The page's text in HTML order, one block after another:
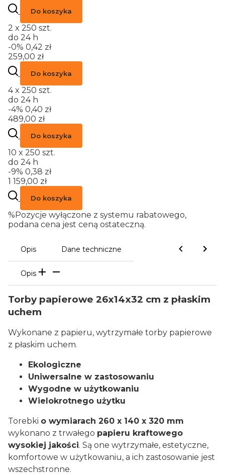
Do koszyka
2 x 250 szt.
do 24 h
-0% 0,42 zł
259,00 zł
Do koszyka
4 x 250 szt.
do 24 h
-4% 0,40 zł
489,00 zł
Do koszyka
10 x 250 szt.
do 24 h
-9% 0,38 zł
1 159,00 zł
Do koszyka
%Pozycje wyłączone z systemu rabatowego,
podana cena jest ceną ostateczną.
Opis Dane techniczne
Opis
Torby papierowe 26x14x32 cm z płaskim
uchem
Wykonane z papieru, wytrzymałe torby papierowe
z płaskim uchem.
Ekologiczne
Uniwersalne w zastosowaniu
Wygodne w użytkowaniu
Wielokrotnego użytku
Torebki o wymiarach 260 x 140 x 320 mm
wykonano z trwałego papieru kraftowego
wysokiej jakości. Są one wytrzymałe, estetyczne,
komfortowe w użytkowaniu, a ich zastosowanie jest
wszechstronne.